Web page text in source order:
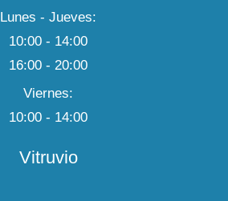
Lunes - Jueves:
10:00 - 14:00
16:00 - 20:00
Viernes:
10:00 - 14:00
Vitruvio